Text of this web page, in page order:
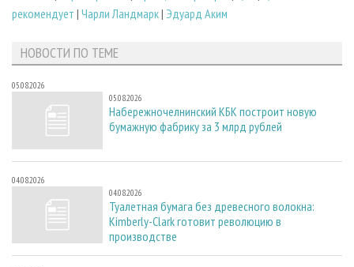
рекомендует | Чарли Ландмарк| Эдуард Аким
НОВОСТИ ПО ТЕМЕ
05.08.2026
05.08.2026
Набережночелнинский КБК построит новую
бумажную фабрику за 3 млрд рублей
04.08.2026
04.08.2026
Туалетная бумага без древесного волокна:
Kimberly-Clark готовит революцию в
производстве